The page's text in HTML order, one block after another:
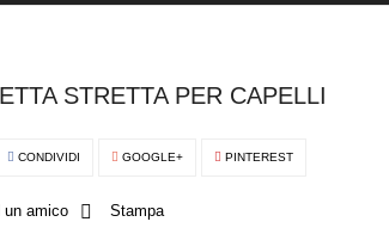
STRETTA PER CAPELLI
CONDIVIDI GOOGLE+ PINTEREST
un amico Stampa